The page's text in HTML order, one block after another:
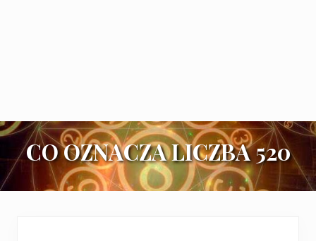
CO OZNACZA LICZBA 520